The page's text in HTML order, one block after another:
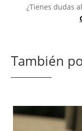
¿Tienes dudas
También